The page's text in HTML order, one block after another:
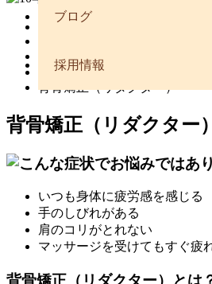
ブログ
採用情報
HOME
施術メニュー
背骨矯正（リダクター）
背骨矯正（リダクター）
いつも身体に疲労感を感じる
手のしびれがある
肩のコリがとれない
マッサージを受けてもすぐ疲
背骨矯正（リダクター）とは